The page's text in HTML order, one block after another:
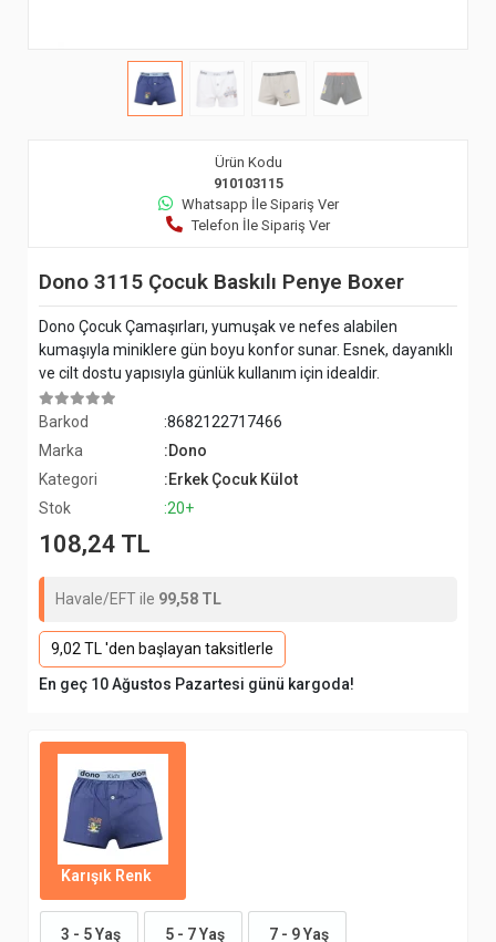
Ürün Kodu
910103115
Whatsapp İle Sipariş Ver
Telefon İle Sipariş Ver
Dono 3115 Çocuk Baskılı Penye Boxer
Dono Çocuk Çamaşırları, yumuşak ve nefes alabilen
kumaşıyla miniklere gün boyu konfor sunar. Esnek, dayanıklı
ve cilt dostu yapısıyla günlük kullanım için idealdir.
Barkod
:8682122717466
Marka
:Dono
Kategori
:Erkek Çocuk Külot
Stok
:20+
108,24 TL
Havale/EFT ile 99,58 TL
9,02 TL 'den başlayan taksitlerle
En geç 10 Ağustos Pazartesi günü kargoda!
Karışık Renk
3 - 5 Yaş 5 - 7 Yaş 7 - 9 Yaş